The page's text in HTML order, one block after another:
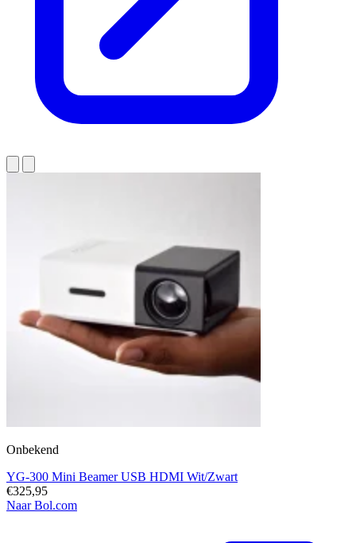
Onbekend
YG-300 Mini Beamer USB HDMI Wit/Zwart
€325,95
Naar Bol.com